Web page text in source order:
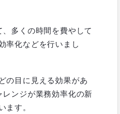
多くの時間を費やして
率化などを行いまし
の目に見える効果があ
ンジが業務効率化の新
ます。